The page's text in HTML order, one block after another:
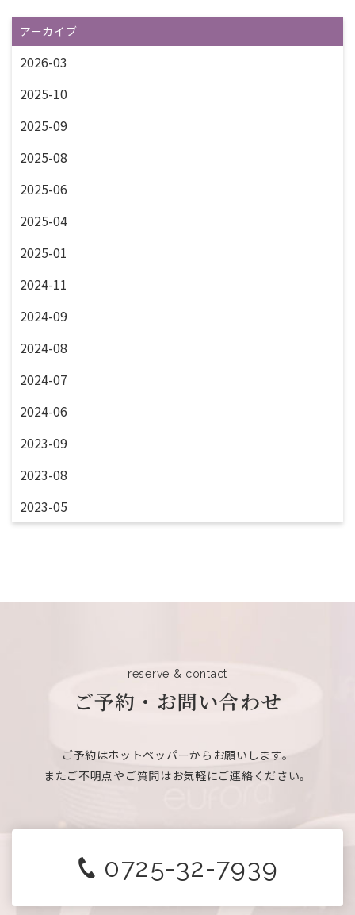
アーカイブ
2026-03
2025-10
2025-09
2025-08
2025-06
2025-04
2025-01
2024-11
2024-09
2024-08
2024-07
2024-06
2023-09
2023-08
2023-05
reserve & contact
ご予約・お問い合わせ
ご予約はホットペッパーからお願いします。
またご不明点やご質問はお気軽にご連絡ください。
0725-32-7939